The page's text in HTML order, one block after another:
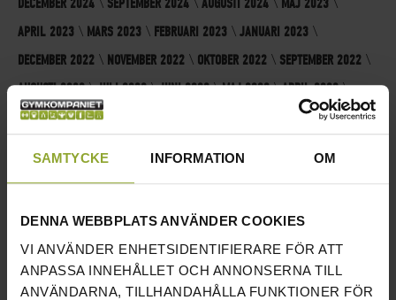
SAMTYCKE INFORMATION OM
DENNA WEBBPLATS ANVÄNDER COOKIES
VI ANVÄNDER ENHETSIDENTIFIERARE FÖR ATT
ANPASSA INNEHÅLLET OCH ANNONSERNA TILL
ANVÄNDARNA, TILLHANDAHÅLLA FUNKTIONER FÖR
DECEMBER 2024
SEPTEMBER 2024 AUGUSTI 2024
MAJ 2023
APRIL 2023
MARS 2023 FEBRUARI 2023
JANUARI 2023
DECEMBER 2022
NOVEMBER 2022 OKTOBER 2022
SEPTEMBER 2022
AUGUSTI 2022
JULI 2022 JUNI 2022 MAJ 2022
APRIL 2022
MARS 2022
FEBRUARI 2022
DECEMBER 2021
DECEMBER 2018
OKTOBER 2018 SEPTEMBER 2018
AUGUSTI 2018
JULI 2018
JUNI 2018 AUGUSTI 2017 JUNI 2017
APRIL 2017
MARS 2017
FEBRUARI 2017 DECEMBER 2016
NOVEMBER 2016